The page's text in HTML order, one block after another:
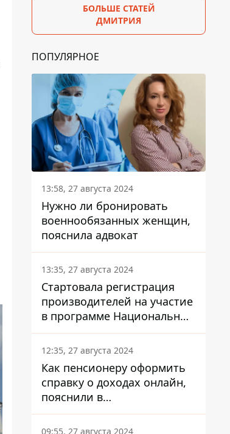
БОЛЬШЕ СТАТЕЙ
ДМИТРИЯ
ПОПУЛЯРНОЕ
13:58, 27 августа 2024
Нужно ли бронировать
военнообязанных женщин,
пояснила адвокат
13:35, 27 августа 2024
Стартовала регистрация
производителей на участие
в программе Национальный
кэшбек: как это сделать
через портал Дія
12:35, 27 августа 2024
Как пенсионеру оформить
справку о доходах онлайн,
пояснили в
Минсоцполитики
09:55, 27 августа 2024